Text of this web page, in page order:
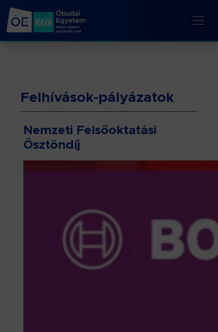
Felhívások-pályázatok
Nemzeti Felsőoktatási
Ösztöndíj